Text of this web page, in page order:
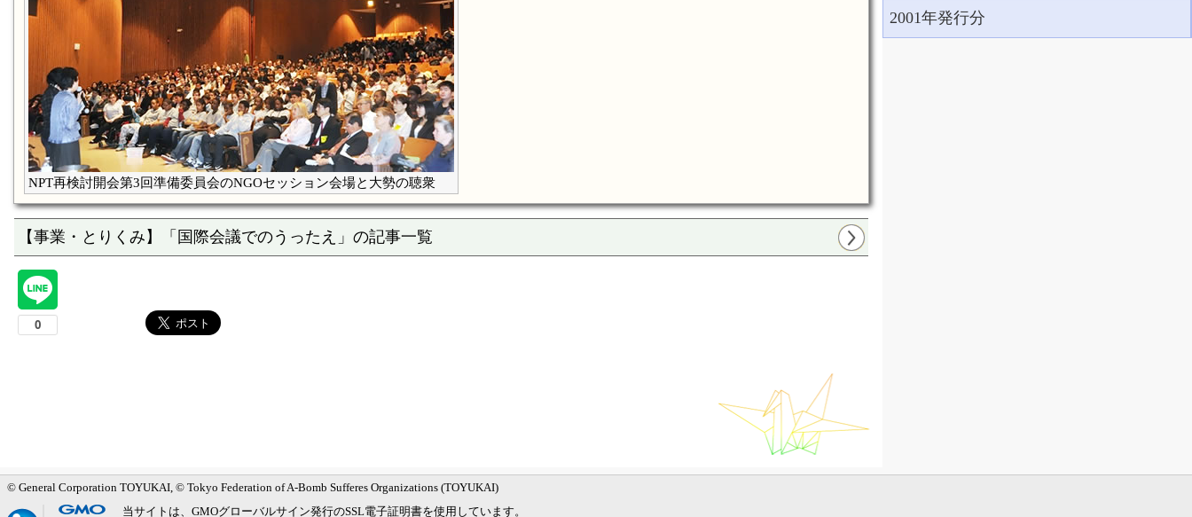
NPT再検討開会第3回準備委員会のNGOセッション会場と大勢の聴衆
【事業・とりくみ】「国際会議でのうったえ」の記事一覧
2001年発行分
メインメニューへ
サブメニューへ
現在地ナビ（パンくずリスト）へ
本文の冒頭へ
ページの先頭へ
© General Corporation TOYUKAI, © Tokyo Federation of A-Bomb Sufferes Organizations (TOYUKAI)
当サイトは、GMOグローバルサイン発行のSSL電子証明書を使用しています。